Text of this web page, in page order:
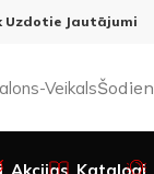
Uzdotie Jautājumi
Veikals
Akcijas Katalogi